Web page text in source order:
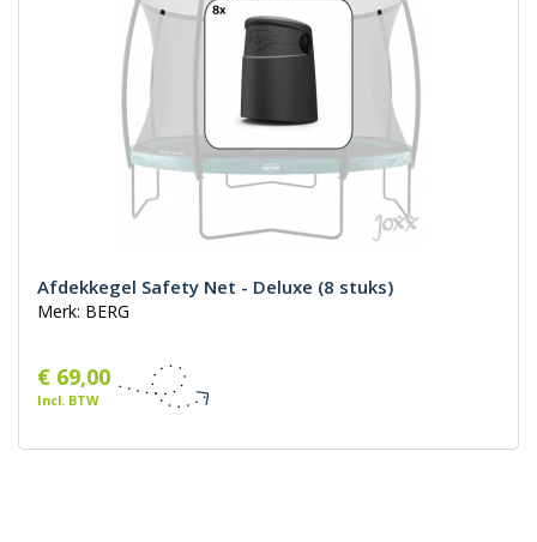
Afdekkegel Safety Net - Deluxe (8 stuks)
Merk: BERG
€ 69,00
Incl. BTW